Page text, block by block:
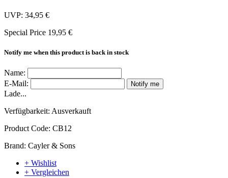
UVP: 34,95 €
Special Price 19,95 €
Notify me when this product is back in stock
Name:
E-Mail:
Notify me
Lade...
Verfügbarkeit: Ausverkauft
Product Code: CB12
Brand: Cayler & Sons
+ Wishlist
+ Vergleichen